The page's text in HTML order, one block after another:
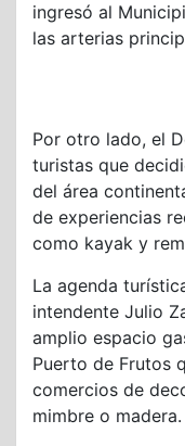
ingresó al
las arterias
Por otro lado, el
turistas que
del área
de experiencias
como kayak y
La agenda
intendente Julio
amplio espacio
Puerto de Frutos
comercios de
mimbre o madera.